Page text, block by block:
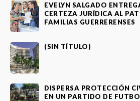
EVELYN SALGADO
CERTEZA JURÍDICA AL
FAMILIAS GUERRERENSES
(SIN TÍTULO)
DISPERSA PROTECCIÓN
EN UN PARTIDO DE